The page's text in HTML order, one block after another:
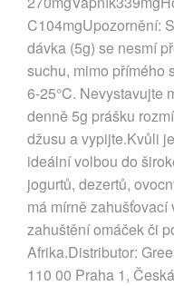
C104mgUpozornění:
dávka (5g) se nesmí
suchu, mimo přímého
6-25°C. Nevystavujte
denně 5g prášku
džusu a vypijte.Kvůli
ideální volbou do
jogurtů, dezertů,
má mírně
zahuštění omáček či
Afrika.Distributor:
110 00 Praha 1,